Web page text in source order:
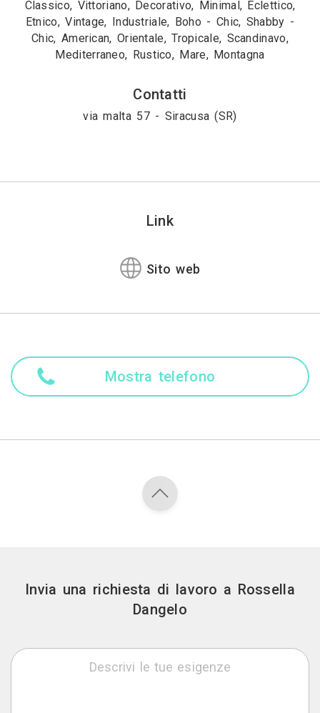
Classico, Vittoriano, Decorativo, Minimal, Eclettico,
Etnico, Vintage, Industriale, Boho - Chic, Shabby -
Chic, American, Orientale, Tropicale, Scandinavo,
Mediterraneo, Rustico, Mare, Montagna
Contatti
via malta 57 - Siracusa (SR)
Link
Sito web
Mostra telefono
Invia una richiesta di lavoro a Rossella
Dangelo